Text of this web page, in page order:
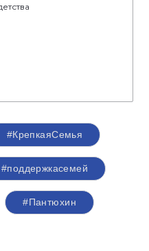
#КрепкаяСемья
#поддержкасемей
#Пантюхин